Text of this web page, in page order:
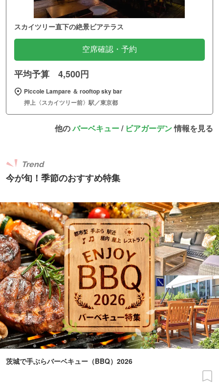
スカイツリー直下の絶景ビアテラス
空席確認・予約
平均予算 4,500円
Piccole Lampare ＆ rooftop sky bar
押上〈スカイツリー前〉駅／東京都
他のバーベキュー/ ビアガーデン情報を見る
今が旬！季節のおすすめ特集
Trend
茨城で手ぶらバーベキュー（BBQ）2026